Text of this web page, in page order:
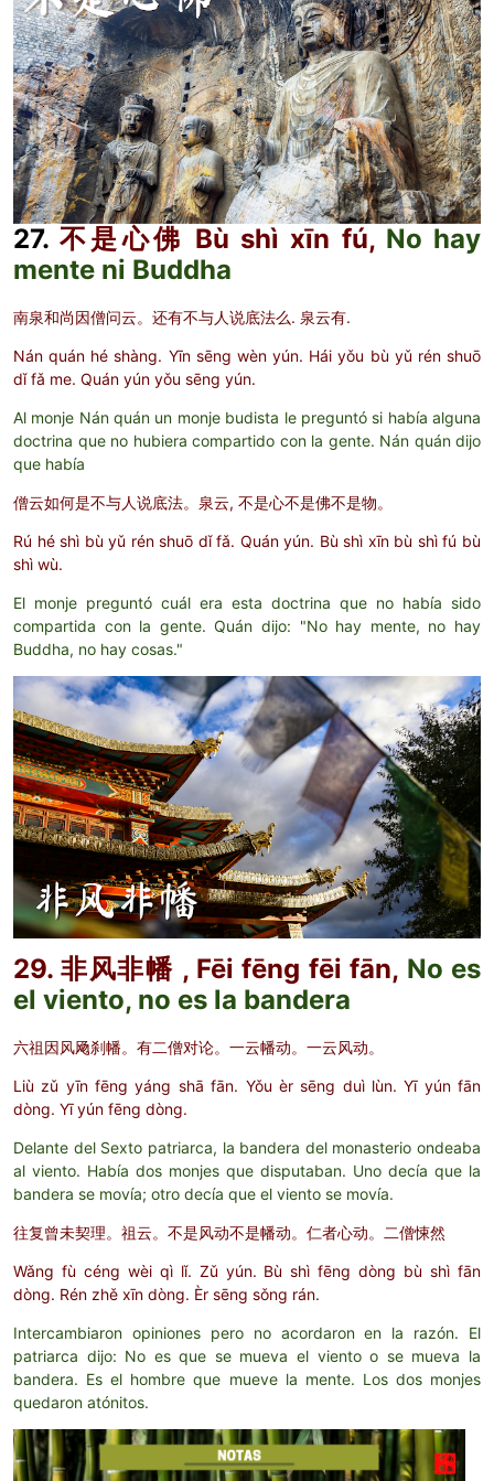
27.不是心佛 Bù shì xīn fú, No hay
mente ni Buddha
南泉和尚因僧问云。还有不与人说底法么. 泉云有.
Nán quán hé shàng. Yīn sēng wèn yún. Hái yǒu bù yǔ rén shuō
dǐ fǎ me. Quán yún yǒu sēng yún.
Al monje Nán quán un monje budista le preguntó si había alguna
doctrina que no hubiera compartido con la gente. Nán quán dijo
que había
僧云如何是不与人说底法。泉云, 不是心不是佛不是物。
Rú hé shì bù yǔ rén shuō dǐ fǎ. Quán yún. Bù shì xīn bù shì fú bù
shì wù.
El monje preguntó cuál era esta doctrina que no había sido
compartida con la gente. Quán dijo: "No hay mente, no hay
Buddha, no hay cosas."
29. 非风非幡 , Fēi fēng fēi fān, No es
el viento, no es la bandera
六祖因风飏刹幡。有二僧对论。一云幡动。一云风动。
Liù zǔ yīn fēng yáng shā fān. Yǒu èr sēng duì lùn. Yī yún fān
dòng. Yī yún fēng dòng.
Delante del Sexto patriarca, la bandera del monasterio ondeaba
al viento. Había dos monjes que disputaban. Uno decía que la
bandera se movía; otro decía que el viento se movía.
往复曾未契理。祖云。不是风动不是幡动。仁者心动。二僧悚然
Wǎng fù céng wèi qì lǐ. Zǔ yún. Bù shì fēng dòng bù shì fān
dòng. Rén zhě xīn dòng. Èr sēng sǒng rán.
Intercambiaron opiniones pero no acordaron en la razón. El
patriarca dijo: No es que se mueva el viento o se mueva la
bandera. Es el hombre que mueve la mente. Los dos monjes
quedaron atónitos.